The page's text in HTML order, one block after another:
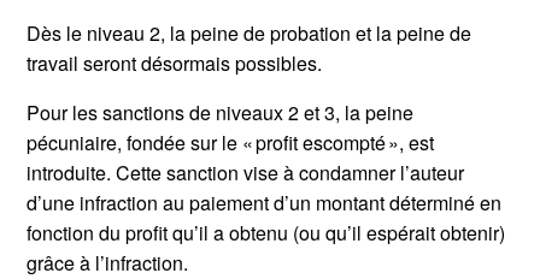
Dès le niveau 2, la peine de probation et la peine de
travail seront désormais possibles.
Pour les sanctions de niveaux 2 et 3, la peine
pécuniaire, fondée sur le « profit escompté », est
introduite. Cette sanction vise à condamner l’auteur
d’une infraction au paiement d’un montant déterminé en
fonction du profit qu’il a obtenu (ou qu’il espérait obtenir)
grâce à l’infraction.